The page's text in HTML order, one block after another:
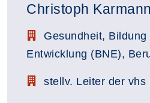
Christoph Karmann
Stellenbezeichnung:
Gesundheit,
Entwicklung (BNE),
Zimmerbezeichnung:
stellv. Leiter der vhs